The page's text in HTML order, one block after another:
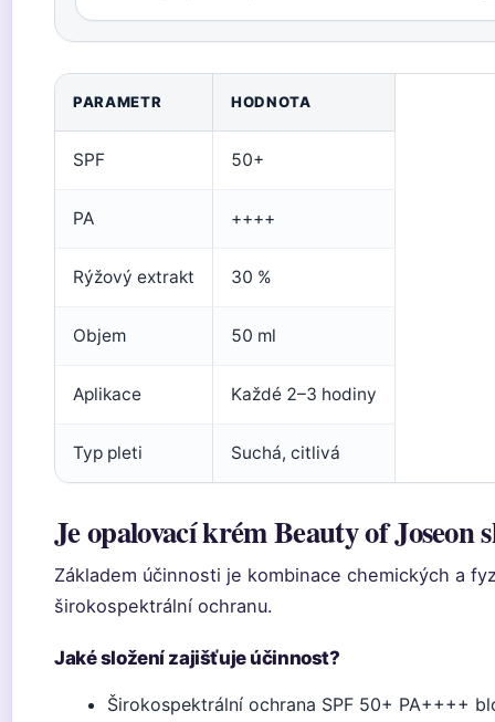
PARAMETR HODNOTA
SPF 50+
PA ++++
Rýžový extrakt 30 %
Objem 50 ml
Aplikace Každé 2–3 hodiny
Typ pleti Suchá, citlivá
Je opalovací krém Beauty of Joseon
Základem účinnosti je kombinace chemických a
širokospektrální ochranu.
Jaké složení zajišťuje účinnost?
Širokospektrální ochrana SPF 50+ PA++++